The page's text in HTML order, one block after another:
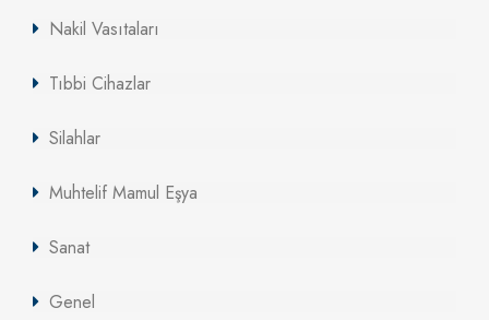
Nakil Vasıtaları
Tıbbi Cihazlar
Silahlar
Muhtelif Mamul Eşya
Sanat
Genel